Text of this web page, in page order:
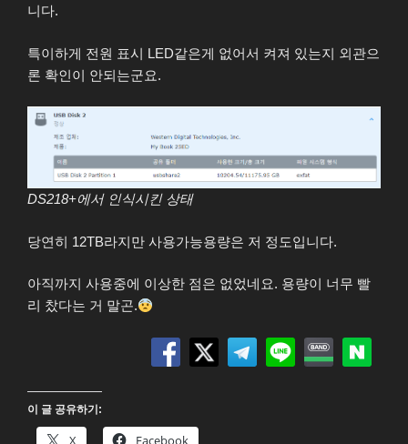
니다.
특이하게 전원 표시 LED같은게 없어서 켜져 있는지 외관으
론 확인이 안되는군요.
DS218+에서 인식시킨 상태
당연히 12TB라지만 사용가능용량은 저 정도입니다.
아직까지 사용중에 이상한 점은 없었네요. 용량이 너무 빨
리 찼다는 거 말곤.
이 글 공유하기:
X Facebook